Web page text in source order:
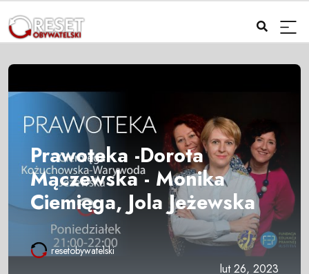
Prawoteka -Dorota
Mączewska - Monika
Ciemięga, Jola Jeżewska
resetobywatelski
lut 26, 2023